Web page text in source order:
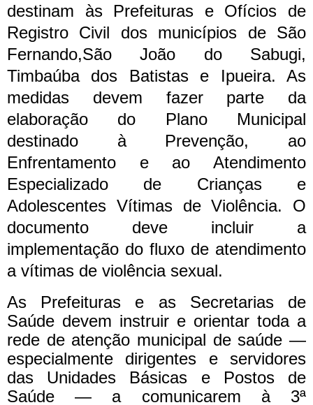
destinam às Prefeituras e Ofícios de
Registro Civil dos municípios de São
Fernando,São João do Sabugi,
Timbaúba dos Batistas e Ipueira. As
medidas devem fazer parte da
elaboração do Plano Municipal
destinado à Prevenção, ao
Enfrentamento e ao Atendimento
Especializado de Crianças e
Adolescentes Vítimas de Violência. O
documento deve incluir a
implementação do fluxo de atendimento
a vítimas de violência sexual.
As Prefeituras e as Secretarias de
Saúde devem instruir e orientar toda a
rede de atenção municipal de saúde —
especialmente dirigentes e servidores
das Unidades Básicas e Postos de
Saúde — a comunicarem à 3ª